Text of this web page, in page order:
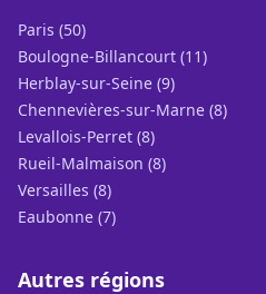
Paris (50)
Boulogne-Billancourt (11)
Herblay-sur-Seine (9)
Chennevières-sur-Marne (8)
Levallois-Perret (8)
Rueil-Malmaison (8)
Versailles (8)
Eaubonne (7)
Autres régions